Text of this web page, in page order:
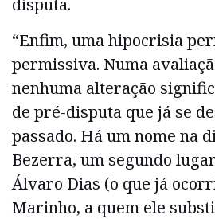
disputa.
“Enfim, uma hipocrisia
permissiva. Numa
nenhuma alteração
de pré-disputa que já se
passado. Há um nome na
Bezerra, um segundo
Álvaro Dias (o que já
Marinho, a quem ele